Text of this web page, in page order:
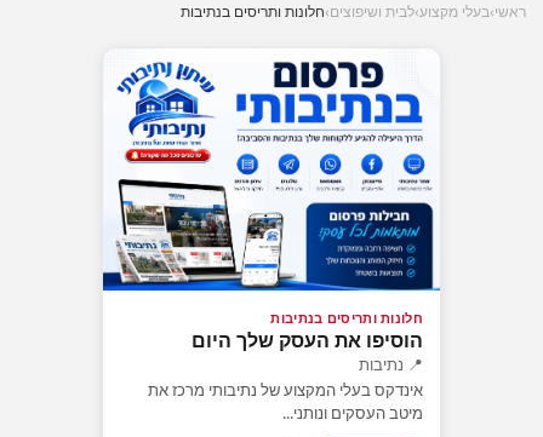
ראשי›בעלי מקצוע›לבית ושיפוצים›חלונות ותריסים בנתיבות
חלונות ותריסים בנתיבות
הוסיפו את העסק שלך היום
📍 נתיבות
אינדקס בעלי המקצוע של נתיבותי מרכז את
מיטב העסקים ונותני...